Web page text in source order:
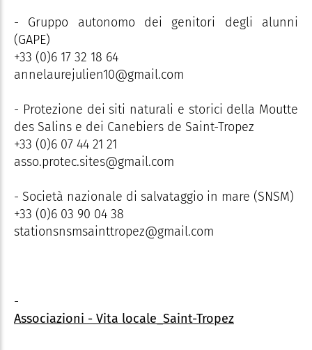
- Gruppo autonomo dei genitori degli alunni
(GAPE)
+33 (0)6 17 32 18 64
annelaurejulien10@gmail.com
- Protezione dei siti naturali e storici della Moutte
des Salins e dei Canebiers de Saint-Tropez
+33 (0)6 07 44 21 21
asso.protec.sites@gmail.com
- Società nazionale di salvataggio in mare (SNSM)
+33 (0)6 03 90 04 38
stationsnsmsainttropez@gmail.com
-
Associazioni - Vita locale_Saint-Tropez